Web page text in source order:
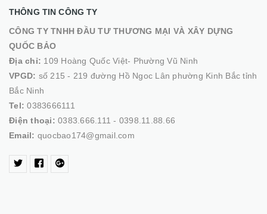
THÔNG TIN CÔNG TY
CÔNG TY TNHH ĐẦU TƯ THƯƠNG MẠI VÀ XÂY DỰNG
QUỐC BẢO
Địa chỉ: 109 Hoàng Quốc Việt- Phường Vũ Ninh
VPGD: số 215 - 219 đường Hồ Ngoc Lân phường Kinh Bắc tỉnh
Bắc Ninh
Tel:0383666111
Điện thoại: 0383.666.111 - 0398.11.88.66
Email: quocbao174@gmail.com